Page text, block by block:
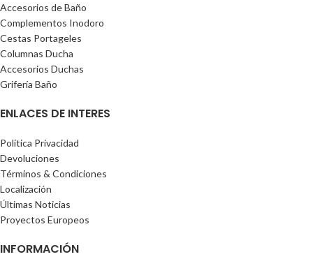
Accesorios de Baño
Complementos Inodoro
Cestas Portageles
Columnas Ducha
Accesorios Duchas
Grifería Baño
ENLACES DE INTERES
Política Privacidad
Devoluciones
Términos & Condiciones
Localización
Últimas Noticias
Proyectos Europeos
INFORMACIÓN